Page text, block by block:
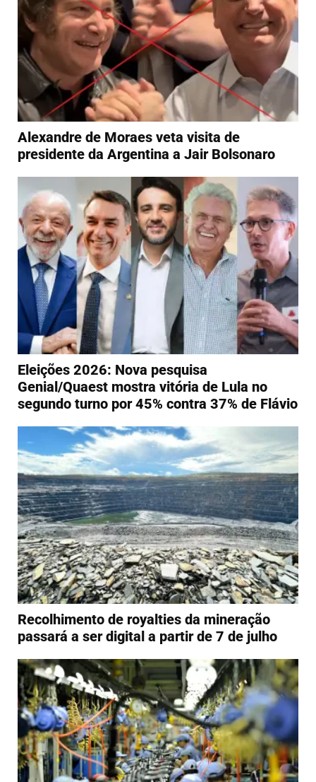
Alexandre de Moraes veta visita de
presidente da Argentina a Jair Bolsonaro
Eleições 2026: Nova pesquisa
Genial/Quaest mostra vitória de Lula no
segundo turno por 45% contra 37% de Flávio
Recolhimento de royalties da mineração
passará a ser digital a partir de 7 de julho